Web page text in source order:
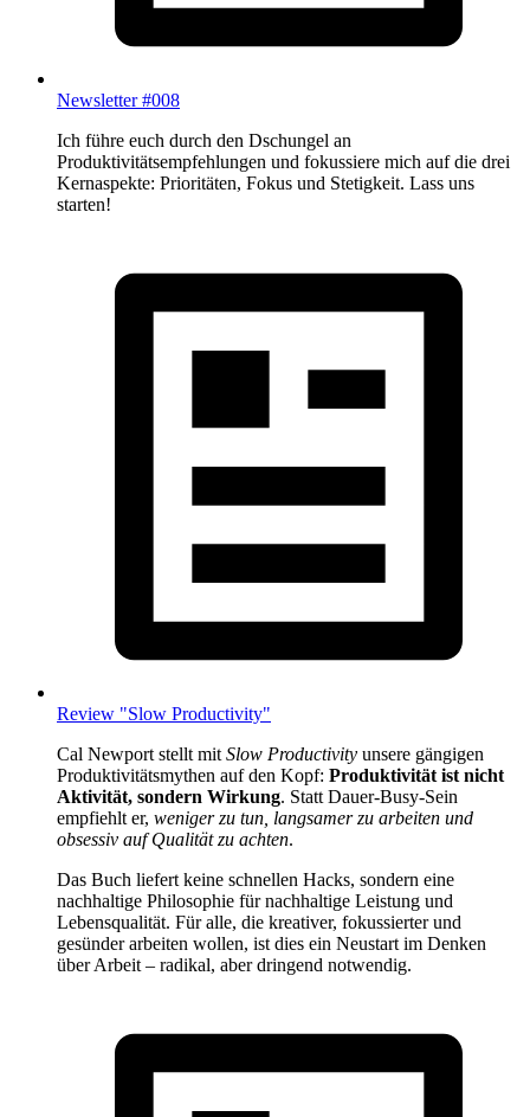
Newsletter #008
Ich führe euch durch den Dschungel an
Produktivitätsempfehlungen und fokussiere mich auf die drei
Kernaspekte: Prioritäten, Fokus und Stetigkeit. Lass uns
starten!
Review "Slow Productivity"
Cal Newport stellt mit Slow Productivity unsere gängigen
Produktivitätsmythen auf den Kopf: Produktivität ist nicht
Aktivität, sondern Wirkung. Statt Dauer-Busy-Sein
empfiehlt er, weniger zu tun, langsamer zu arbeiten und
obsessiv auf Qualität zu achten.
Das Buch liefert keine schnellen Hacks, sondern eine
nachhaltige Philosophie für nachhaltige Leistung und
Lebensqualität. Für alle, die kreativer, fokussierter und
gesünder arbeiten wollen, ist dies ein Neustart im Denken
über Arbeit – radikal, aber dringend notwendig.